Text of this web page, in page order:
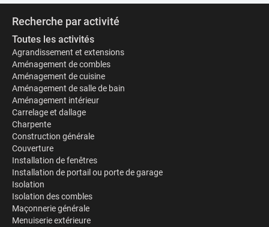
Recherche par activité
Toutes les activités
Agrandissement et extensions
Aménagement de combles
Aménagement de cuisine
Aménagement de salle de bain
Aménagement intérieur
Carrelage et dallage
Charpente
Construction générale
Couverture
Installation de fenêtres
Installation de portail ou porte de garage
Isolation
Isolation des combles
Maçonnerie générale
Menuiserie extérieure